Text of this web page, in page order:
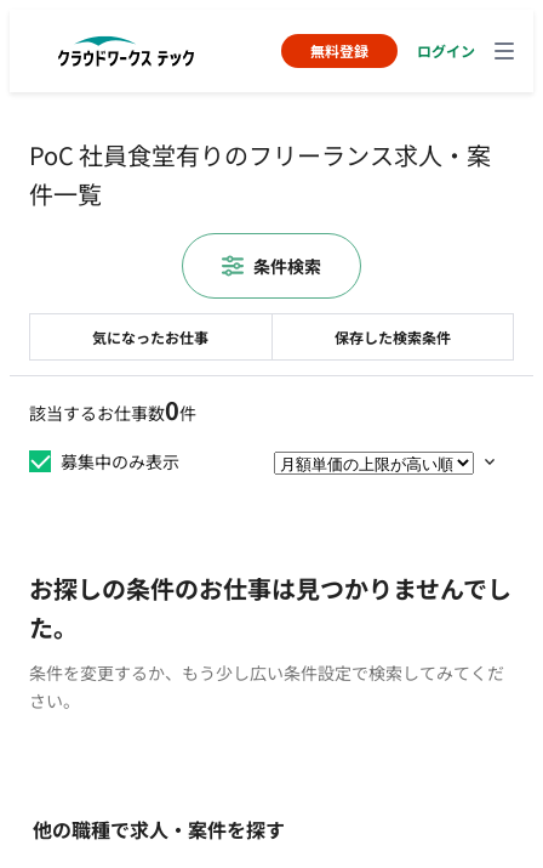
無料登録 ログイン
PoC 社員食堂有りのフリーランス求人・案
件一覧
該当するお仕事数0件
募集中のみ表示
お探しの条件のお仕事は見つかりませんでし
た。
条件を変更するか、もう少し広い条件設定で検索してみてくだ
さい。
他の職種で求人・案件を探す
気になったお仕事 保存した検索条件
条件検索